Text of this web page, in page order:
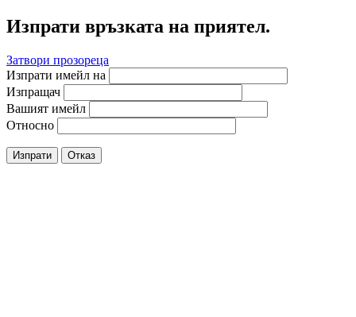
Изпрати връзката на приятел.
Затвори прозореца
Изпрати имейл на
Изпращач
Вашият имейл
Относно
Изпрати Отказ